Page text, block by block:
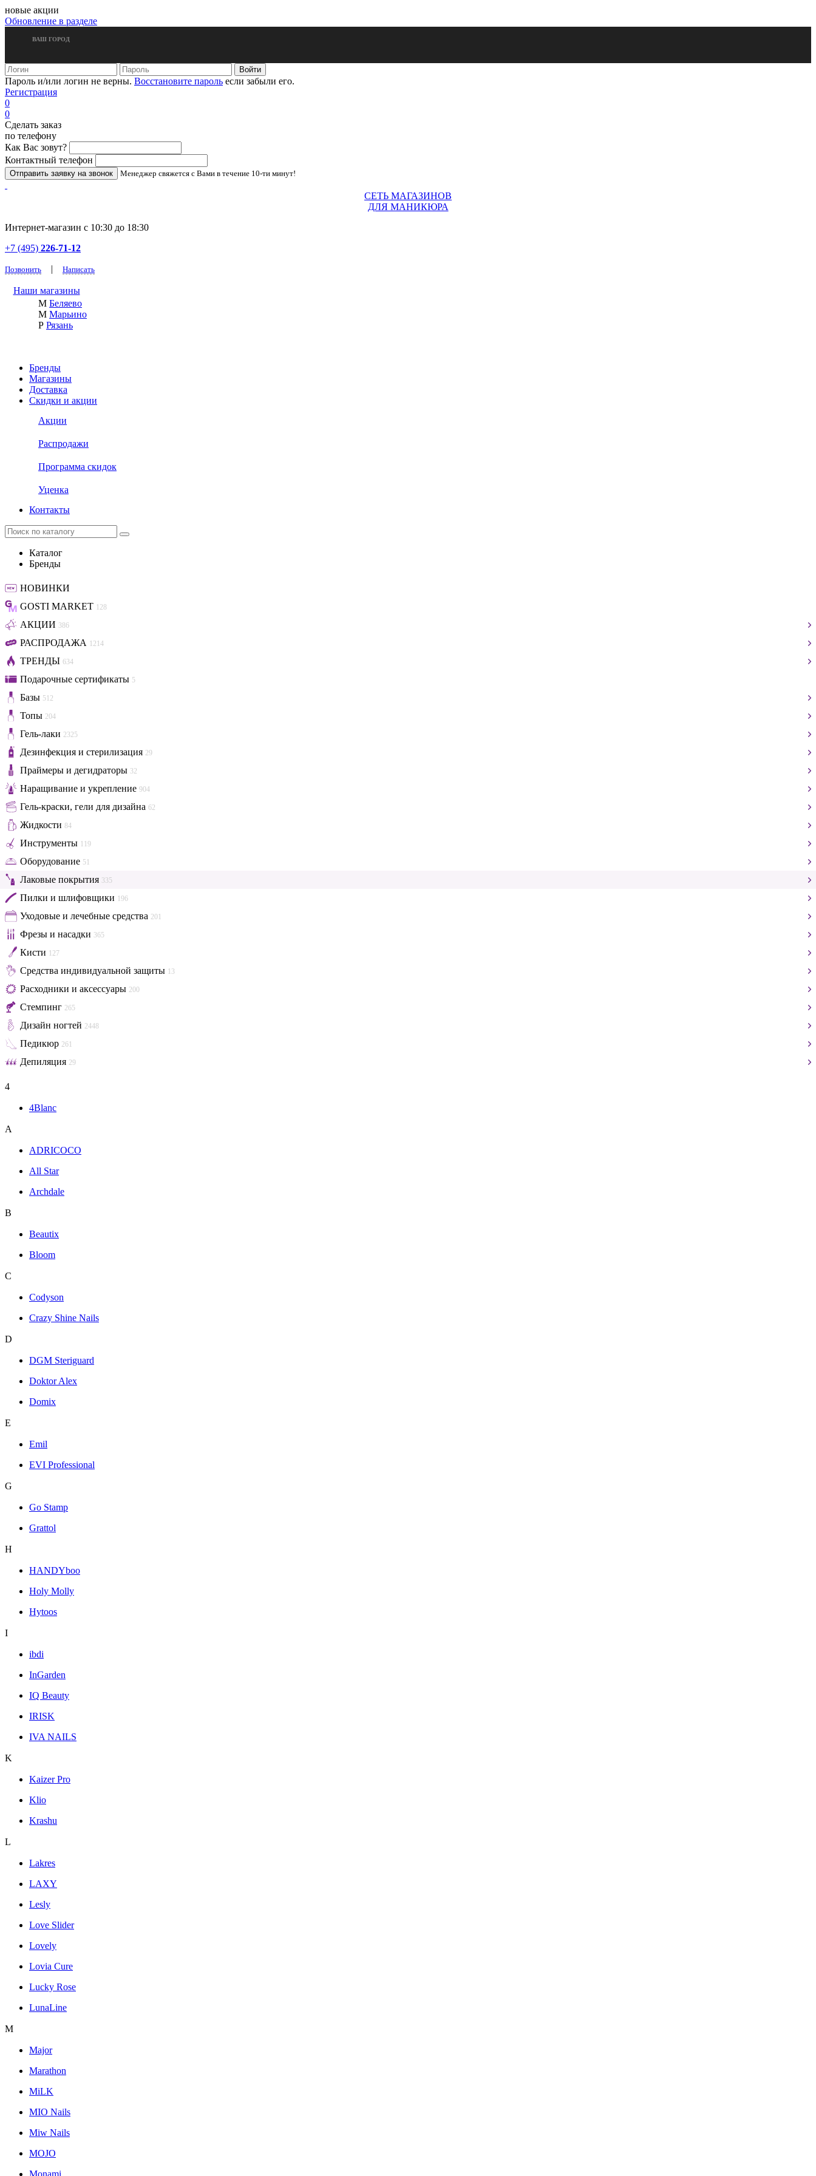
новые акции
Обновление в разделе
ВАШ ГОРОД
Пароль и/или логин не верны. Восстановите пароль если забыли его.
Регистрация
0
0
Сделать заказ
по телефону
Как Вас зовут?
Контактный телефон
Менеджер свяжется с Вами в течение 10-ти минут!
СЕТЬ МАГАЗИНОВ
ДЛЯ МАНИКЮРА
Интернет-магазин с 10:30 до 18:30
+7 (495) 226-71-12
Позвонить | Написать
Наши магазины
М Беляево
М Марьино
Р Рязань
Бренды
Магазины
Доставка
Скидки и акции
Акции
Распродажи
Программа скидок
Уценка
Контакты
Каталог
Бренды
НОВИНКИ
GOSTI MARKET 128
АКЦИИ 386
РАСПРОДАЖА 1214
ТРЕНДЫ 634
Подарочные сертификаты 5
Базы 512
Топы 204
Гель-лаки 2325
Дезинфекция и стерилизация 29
Праймеры и дегидраторы 32
Наращивание и укрепление 904
Гель-краски, гели для дизайна 62
Жидкости 84
Инструменты 119
Оборудование 51
Лаковые покрытия 335
Пилки и шлифовщики 196
Уходовые и лечебные средства 201
Фрезы и насадки 365
Кисти 127
Средства индивидуальной защиты 13
Расходники и аксессуары 200
Стемпинг 265
Дизайн ногтей 2448
Педикюр 261
Депиляция 29
4
4Blanc
A
ADRICOCO
All Star
Archdale
B
Beautix
Bloom
C
Codyson
Crazy Shine Nails
D
DGM Steriguard
Doktor Alex
Domix
E
Emil
EVI Professional
G
Go Stamp
Grattol
H
HANDYboo
Holy Molly
Hytoos
I
ibdi
InGarden
IQ Beauty
IRISK
IVA NAILS
K
Kaizer Pro
Klio
Krashu
L
Lakres
LAXY
Lesly
Love Slider
Lovely
Lovia Cure
Lucky Rose
LunaLine
M
Major
Marathon
MiLK
MIO Nails
Miw Nails
MOJO
Monami